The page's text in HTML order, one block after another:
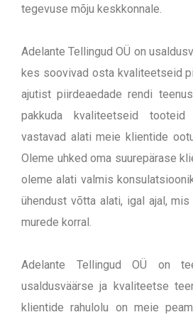
tegevuse mõju keskkonnale.
Adelante Tellingud OÜ on
kes soovivad osta kvaliteetseid
ajutist piirdeaedade rendi
pakkuda kvaliteetseid
vastavad alati meie klientide
Oleme uhked oma suurepärase
oleme alati valmis
ühendust võtta alati, igal ajal,
murede korral.
Adelante Tellingud OÜ on
usaldusväärse ja kvaliteetse
klientide rahulolu on meie